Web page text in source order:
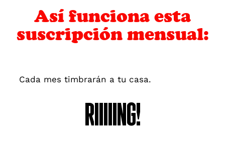
Así funciona esta
suscripción mensual:
Cada mes timbrarán a tu casa.
RIIIIING!